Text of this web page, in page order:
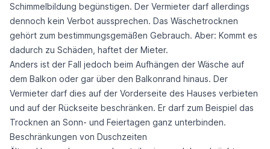
Schimmelbildung begünstigen. Der Vermieter darf allerdings
dennoch kein Verbot aussprechen. Das Wäschetrocknen
gehört zum bestimmungsgemäßen Gebrauch. Aber: Kommt es
dadurch zu Schäden, haftet der Mieter.
Anders ist der Fall jedoch beim Aufhängen der Wäsche auf
dem Balkon oder gar über den Balkonrand hinaus. Der
Vermieter darf dies auf der Vorderseite des Hauses verbieten
und auf der Rückseite beschränken. Er darf zum Beispiel das
Trocknen an Sonn- und Feiertagen ganz unterbinden.
Beschränkungen von Duschzeiten